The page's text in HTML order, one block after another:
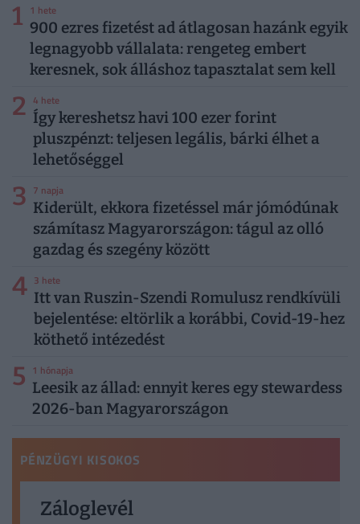
1 1 hete
900 ezres fizetést ad átlagosan hazánk egyik
legnagyobb vállalata: rengeteg embert
keresnek, sok álláshoz tapasztalat sem kell
2 4 hete
Így kereshetsz havi 100 ezer forint
pluszpénzt: teljesen legális, bárki élhet a
lehetőséggel
3 7 napja
Kiderült, ekkora fizetéssel már jómódúnak
számítasz Magyarországon: tágul az olló
gazdag és szegény között
4 3 hete
Itt van Ruszin-Szendi Romulusz rendkívüli
bejelentése: eltörlik a korábbi, Covid-19-hez
köthető intézedést
5 1 hónapja
Leesik az állad: ennyit keres egy stewardess
2026-ban Magyarországon
PÉNZÜGYI KISOKOS
Záloglevél